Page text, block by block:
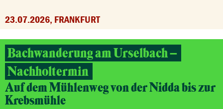
23.07.2026, FRANKFURT
Bachwanderung am Urselbach –
Nachholtermin
Auf dem Mühlenweg von der Nidda bis zur
Krebsmühle